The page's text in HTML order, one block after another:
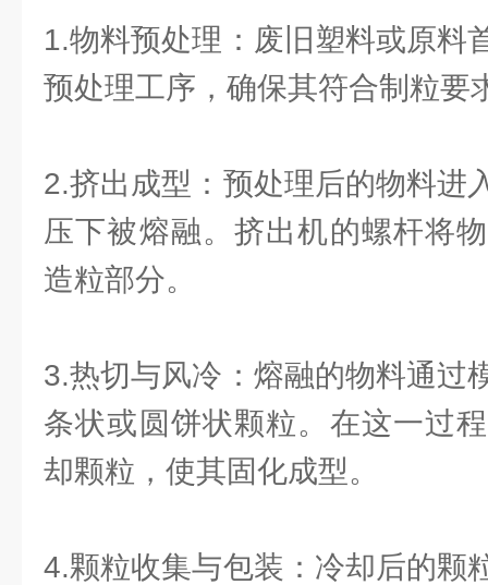
1.物料预处理：废旧塑料或原料
预处理工序，确保其符合制粒要
2.挤出成型：预处理后的物料进
压下被熔融。挤出机的螺杆将
造粒部分。
3.热切与风冷：熔融的物料通过
条状或圆饼状颗粒。在这一过
却颗粒，使其固化成型。
4.颗粒收集与包装：冷却后的颗